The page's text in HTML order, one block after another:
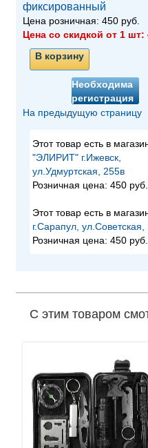
фиксированный
Цена розничная: 450 руб.
Цена со скидкой от 1 шт:
В корзину
Необходима
регистрация
На предыдущую страницу
Этот товар есть в
"ЭЛИРИТ" г.Ижевск,
ул.Удмуртская, 255в
Розничная цена: 450 руб.
Этот товар есть в
г.Сарапул, ул.Советская,
Розничная цена: 450 руб.
С этим товаром